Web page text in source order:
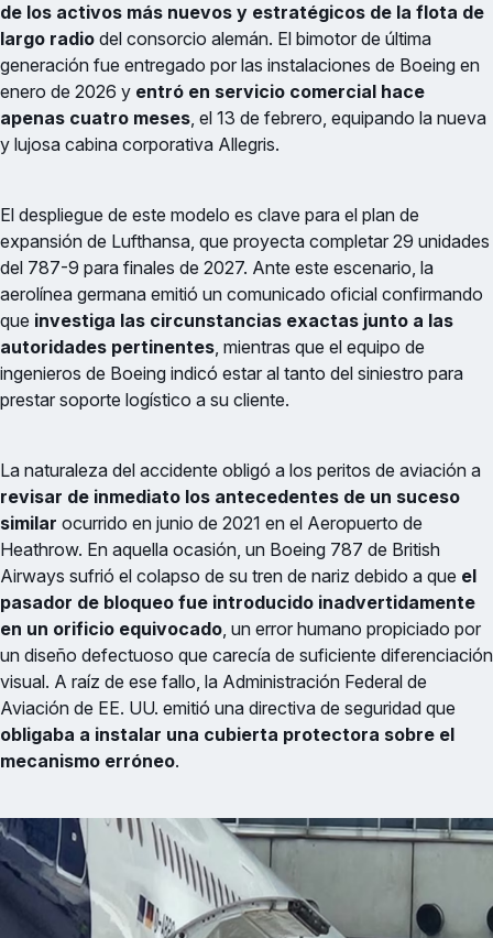
de los activos más nuevos y estratégicos de la flota de
largo radio del consorcio alemán. El bimotor de última
generación fue entregado por las instalaciones de Boeing en
enero de 2026 y entró en servicio comercial hace
apenas cuatro meses, el 13 de febrero, equipando la nueva
y lujosa cabina corporativa Allegris.
El despliegue de este modelo es clave para el plan de
expansión de Lufthansa, que proyecta completar 29 unidades
del 787-9 para finales de 2027. Ante este escenario, la
aerolínea germana emitió un comunicado oficial confirmando
que investiga las circunstancias exactas junto a las
autoridades pertinentes, mientras que el equipo de
ingenieros de Boeing indicó estar al tanto del siniestro para
prestar soporte logístico a su cliente.
La naturaleza del accidente obligó a los peritos de aviación a
revisar de inmediato los antecedentes de un suceso
similar ocurrido en junio de 2021 en el Aeropuerto de
Heathrow. En aquella ocasión, un Boeing 787 de British
Airways sufrió el colapso de su tren de nariz debido a que el
pasador de bloqueo fue introducido inadvertidamente
en un orificio equivocado, un error humano propiciado por
un diseño defectuoso que carecía de suficiente diferenciación
visual. A raíz de ese fallo, la Administración Federal de
Aviación de EE. UU. emitió una directiva de seguridad que
obligaba a instalar una cubierta protectora sobre el
mecanismo erróneo.